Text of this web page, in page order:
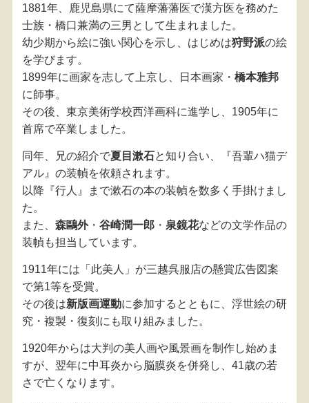
1881年、鹿児島県にて薩摩藩藩医で漢方医を務めた
士族・橋口兼満の三男として生まれました。
幼少期から絵に強い関心を示し、はじめは狩野派の絵
を学びます。
1899年に画家を志して上京し、日本画家・ 橋本雅邦
に師事。
その後、東京美術学校西洋画科に進学し、1905年に
首席で卒業しました。
同年、兄の紹介で夏目漱石と知り合い、『吾輩ハ猫デ
アル』の装幀を依頼されます。
以降『行人』まで漱石の本の装幀を数多く手掛けまし
た。
また、 森鷗外・ 谷崎潤一郎・ 泉鏡花などの文学作品の
装幀も担当しています。
1911年には「此美人」が三越呉服店の懸賞広告図案
で第1等を受賞。
その後は新版画運動に参加するとともに、浮世絵の研
究・複製・復刻にも取り組みました。
1920年からは大判の美人画や風景画を制作し始めま
すが、翌年に中耳炎から脳膜炎を併発し、41歳の若
さで亡くなります。